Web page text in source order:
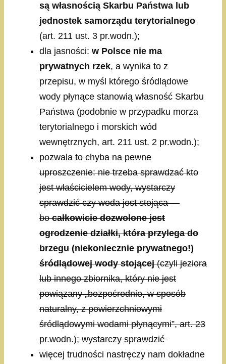
są własnością Skarbu Państwa lub
jednostek samorządu terytorialnego
(art. 211 ust. 3 pr.wodn.);
dla jasności: w Polsce nie ma
prywatnych rzek, a wynika to z
przepisu, w myśl którego śródlądowe
wody płynące stanowią własność Skarbu
Państwa (podobnie w przypadku morza
terytorialnego i morskich wód
wewnętrznych, art. 211 ust. 2 pr.wodn.);
pozwala to chyba na pewne
uproszczenie: nie trzeba sprawdzać kto
jest właścicielem wody, wystarczy
sprawdzić czy woda jest stojąca —
bocałkowicie dozwolone jest
ogrodzenie działki, która przylega do
brzegu (niekoniecznie prywatnego!)
śródlądowej wody stojącej(czyli jeziora
lub innego zbiornika, który nie jest
powiązany „bezpośrednio, w sposób
naturalny, z powierzchniowymi
śródlądowymi wodami płynącymi”, art. 23
pr.wodn.); wystarczy sprawdzić
więcej trudności nastręczy nam dokładne